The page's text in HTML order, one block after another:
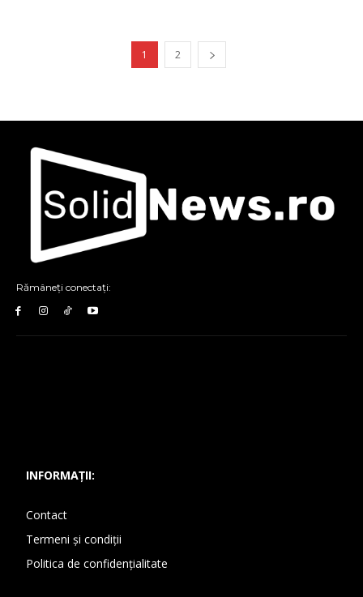
1 2
Rămâneți conectați:
INFORMAȚII:
Contact
Termeni și condiții
Politica de confidențialitate